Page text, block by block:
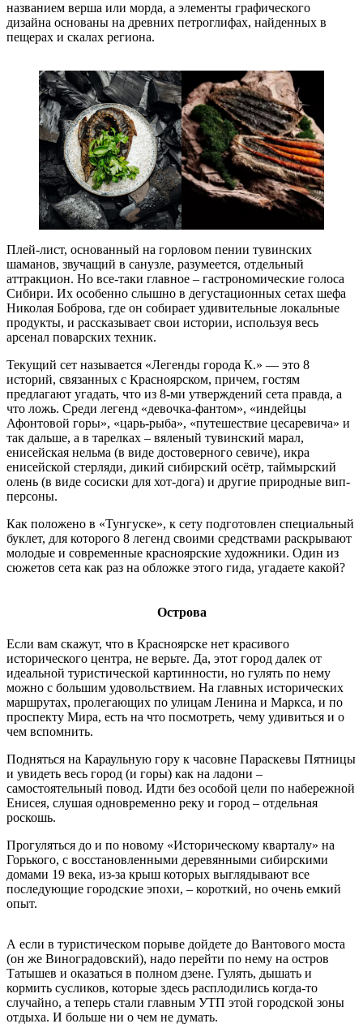
названием верша или морда, а элементы графического
дизайна основаны на древних петроглифах, найденных в
пещерах и скалах региона.
Плей-лист, основанный на горловом пении тувинских
шаманов, звучащий в санузле, разумеется, отдельный
аттракцион. Но все-таки главное – гастрономические голоса
Сибири. Их особенно слышно в дегустационных сетах шефа
Николая Боброва, где он собирает удивительные локальные
продукты, и рассказывает свои истории, используя весь
арсенал поварских техник.
Текущий сет называется «Легенды города К.» — это 8
историй, связанных с Красноярском, причем, гостям
предлагают угадать, что из 8-ми утверждений сета правда, а
что ложь. Среди легенд «девочка-фантом», «индейцы
Афонтовой горы», «царь-рыба», «путешествие цесаревича» и
так дальше, а в тарелках – вяленый тувинский марал,
енисейская нельма (в виде достоверного севиче), икра
енисейской стерляди, дикий сибирский осётр, таймырский
олень (в виде сосиски для хот-дога) и другие природные вип-
персоны.
Как положено в «Тунгуске», к сету подготовлен специальный
буклет, для которого 8 легенд своими средствами раскрывают
молодые и современные красноярские художники. Один из
сюжетов сета как раз на обложке этого гида, угадаете какой?
Острова
Если вам скажут, что в Красноярске нет красивого
исторического центра, не верьте. Да, этот город далек от
идеальной туристической картинности, но гулять по нему
можно с большим удовольствием. На главных исторических
маршрутах, пролегающих по улицам Ленина и Маркса, и по
проспекту Мира, есть на что посмотреть, чему удивиться и о
чем вспомнить.
Подняться на Караульную гору к часовне Параскевы Пятницы
и увидеть весь город (и горы) как на ладони –
самостоятельный повод. Идти без особой цели по набережной
Енисея, слушая одновременно реку и город – отдельная
роскошь.
Прогуляться до и по новому «Историческому кварталу» на
Горького, с восстановленными деревянными сибирскими
домами 19 века, из-за крыш которых выглядывают все
последующие городские эпохи, – короткий, но очень емкий
опыт.
А если в туристическом порыве дойдете до Вантового моста
(он же Виноградовский), надо перейти по нему на остров
Татышев и оказаться в полном дзене. Гулять, дышать и
кормить сусликов, которые здесь расплодились когда-то
случайно, а теперь стали главным УТП этой городской зоны
отдыха. И больше ни о чем не думать.